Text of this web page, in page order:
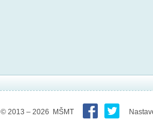
© 2013 – 2026 MŠMT